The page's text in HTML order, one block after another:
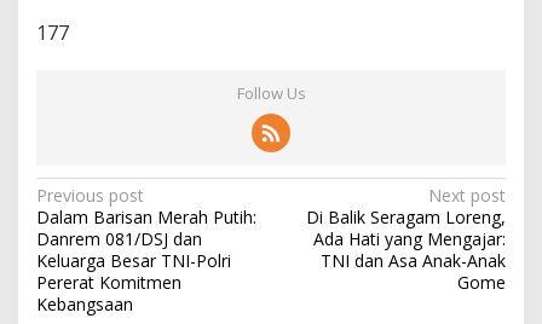
177
Follow Us
P
o
s
t
Previous post
Dalam Barisan Merah Putih:
Danrem 081/DSJ dan
Keluarga Besar TNI-Polri
Pererat Komitmen
Kebangsaan
Next post
Di Balik Seragam Loreng,
Ada Hati yang Mengajar:
TNI dan Asa Anak-Anak
Gome